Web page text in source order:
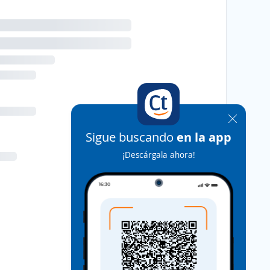
Sigue buscando en la app
¡Descárgala ahora!